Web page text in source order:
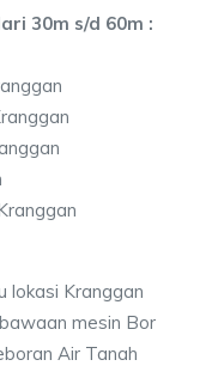
30m s/d 60m :
lokasi Kranggan
mesin Bor
Air Tanah